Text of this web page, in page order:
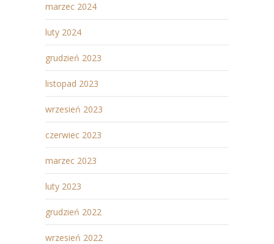
marzec 2024
luty 2024
grudzień 2023
listopad 2023
wrzesień 2023
czerwiec 2023
marzec 2023
luty 2023
grudzień 2022
wrzesień 2022